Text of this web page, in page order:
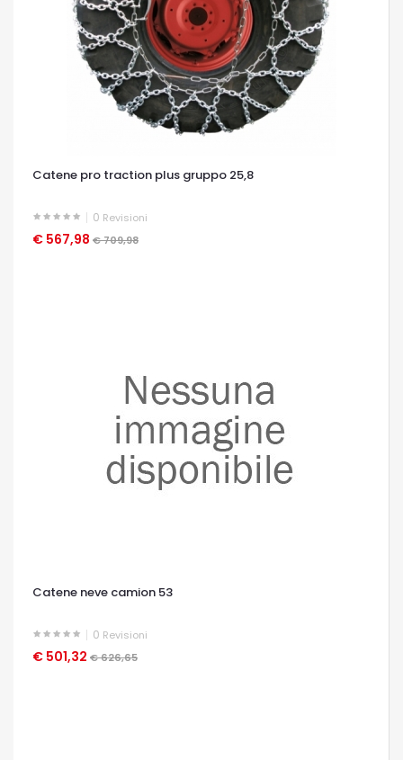
Catene pro traction plus gruppo 25,8
0 Revisioni
€ 567,98 € 709,98
OCCHIATA VELOCE
Catene neve camion 53
0 Revisioni
€ 501,32 € 626,65
OCCHIATA VELOCE